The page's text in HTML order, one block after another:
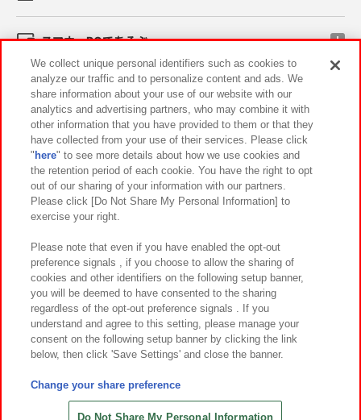
スマホ・PCであそぶ
イベント・キャンペーン
関連会社 サステナビリティ サイトポリシー
プライバシーポリシー ウェブアクセシビリティ方針と検証結果
お取引先さまとともに
カスタマーハラスメント対応方針 よくあるご質問・お問い合わせ
©Bandai Namco Amusement Inc.
©Bandai Namco Amusement Lab Inc.
©HANAYASHIKI Co., Ltd. All Rights Reserved.
We collect unique personal identifiers such as cookies to
analyze our traffic and to personalize content and ads. We
share information about your use of our website with our
analytics and advertising partners, who may combine it with
other information that you have provided to them or that they
have collected from your use of their services. Please click
" here" to see more details about how we use cookies and
the retention period of each cookie. You have the right to opt
out of our sharing of your information with our partners.
Please click [Do Not Share My Personal Information] to
exercise your right.
Please note that even if you have enabled the opt-out
preference signals , if you choose to allow the sharing of
cookies and other identifiers on the following setup banner,
you will be deemed to have consented to the sharing
regardless of the opt-out preference signals . If you
understand and agree to this setting, please manage your
consent on the following setup banner by clicking the link
below, then click 'Save Settings' and close the banner.
Change your share preference
Do Not Share My Personal Information